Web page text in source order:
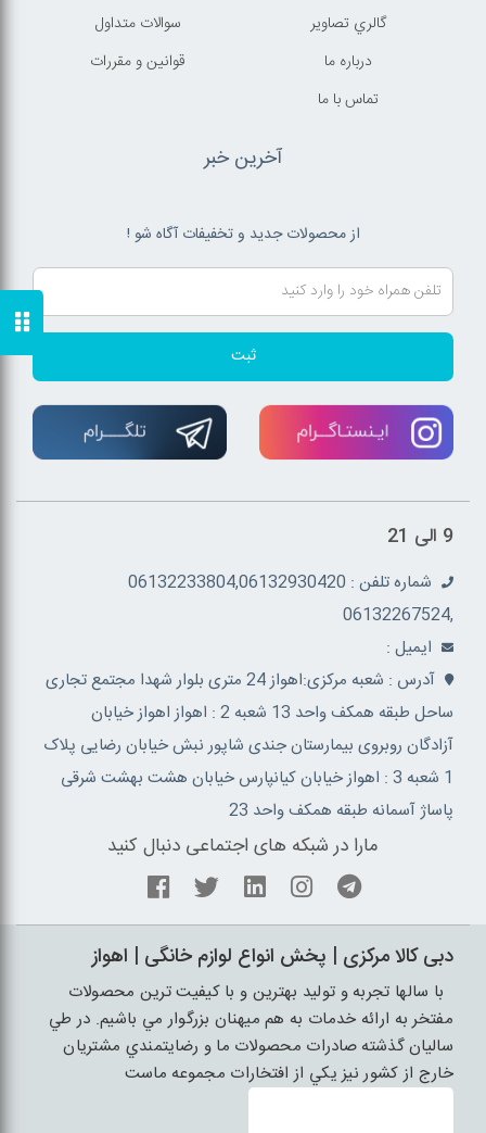
گالري تصاوير
درباره ما
تماس با ما
سوالات متداول
قوانين و مقررات
آخرین خبر
از محصولات جدید و تخفیفات آگاه شو !
ثبت
9 الی 21
شماره تلفن : 06132233804,06132930420
,06132267524
ايميل :
آدرس : شعبه مرکزی:اهواز 24 متری بلوار شهدا مجتمع تجاری
ساحل طبقه همکف واحد 13 شعبه 2 : اهواز اهواز خیابان
آزادگان روبروی بیمارستان جندی شاپور نبش خیابان رضایی پلاک
1 شعبه 3 : اهواز خیابان کیانپارس خیابان هشت بهشت شرقی
پاساژ آسمانه طبقه همکف واحد 23
مارا در شبکه های اجتماعی دنبال کنید
دبی کالا مرکزی | پخش انواع لوازم خانگی | اهواز
با سالها تجربه و توليد بهترين و با کيفيت ترين محصولات
مفتخر به ارائه خدمات به هم ميهنان بزرگوار مي باشيم. در طي
ساليان گذشته صادرات محصولات ما و رضايتمندي مشتريان
خارج از کشور نيز يکي از افتخارات مجموعه ماست